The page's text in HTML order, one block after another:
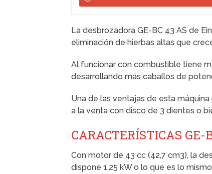
La desbrozadora GE-BC 43 AS de
eliminación de hierbas altas que
Al funcionar con combustible tiene
desarrollando más caballos de
Una de las ventajas de esta
a la venta con disco de 3 dientes o
CARACTERÍSTICAS GE-
Con motor de 43 cc (42,7 cm3), la
dispone 1,25 kW o lo que es lo